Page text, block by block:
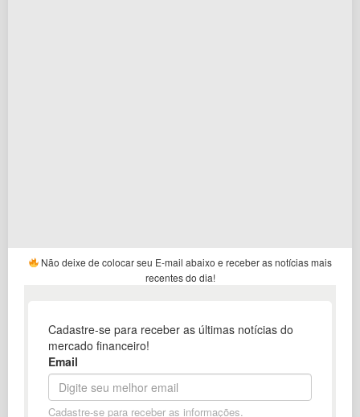
Não deixe de colocar seu E-mail abaixo e receber as notícias mais
recentes do dia!